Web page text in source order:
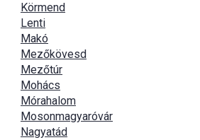
Körmend
Lenti
Makó
Mezőkövesd
Mezőtúr
Mohács
Mórahalom
Mosonmagyaróvár
Nagyatád